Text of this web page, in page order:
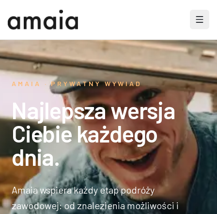
AMAIA · PRYWATNY WYWIAD
Najlepsza wersja
Ciebie każdego
dnia.
Amaia wspiera każdy etap podróży
zawodowej: od znalezienia możliwości i